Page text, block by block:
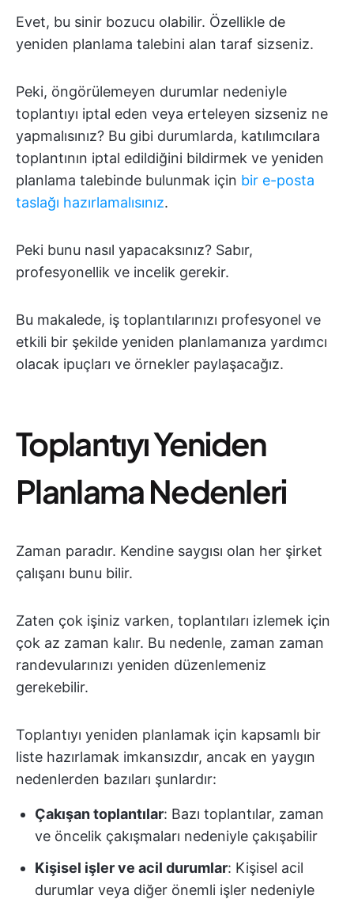
Evet, bu sinir bozucu olabilir. Özellikle de
yeniden planlama talebini alan taraf sizseniz.
Peki, öngörülemeyen durumlar nedeniyle
toplantıyı iptal eden veya erteleyen sizseniz ne
yapmalısınız? Bu gibi durumlarda, katılımcılara
toplantının iptal edildiğini bildirmek ve yeniden
planlama talebinde bulunmak için bir e-posta
taslağı hazırlamalısınız.
Peki bunu nasıl yapacaksınız? Sabır,
profesyonellik ve incelik gerekir.
Bu makalede, iş toplantılarınızı profesyonel ve
etkili bir şekilde yeniden planlamanıza yardımcı
olacak ipuçları ve örnekler paylaşacağız.
Toplantıyı Yeniden
Planlama Nedenleri
Zaman paradır. Kendine saygısı olan her şirket
çalışanı bunu bilir.
Zaten çok işiniz varken, toplantıları izlemek için
çok az zaman kalır. Bu nedenle, zaman zaman
randevularınızı yeniden düzenlemeniz
gerekebilir.
Toplantıyı yeniden planlamak için kapsamlı bir
liste hazırlamak imkansızdır, ancak en yaygın
nedenlerden bazıları şunlardır:
Çakışan toplantılar: Bazı toplantılar, zaman
ve öncelik çakışmaları nedeniyle çakışabilir
Kişisel işler ve acil durumlar: Kişisel acil
durumlar veya diğer önemli işler nedeniyle